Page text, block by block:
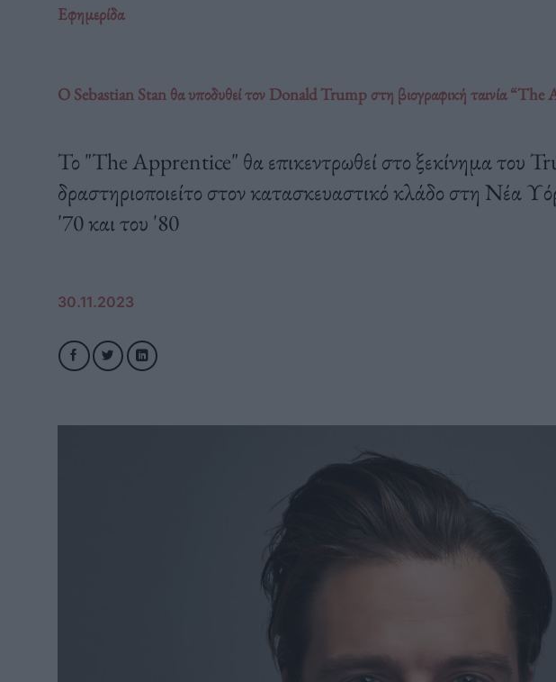
Εφημερίδα
O Sebastian Stan θα υποδυθεί τον Donald Trump στη βιογραφική ταινία
Το "The Apprentice" θα επικεντρωθεί στο ξεκίνημα του
δραστηριοποιείτο στον κατασκευαστικό κλάδο στη Νέα
'70 και του '80
30.11.2023